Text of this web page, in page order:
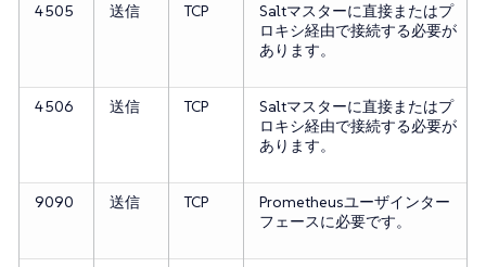
4505 送信 TCP
Saltマスターに直接またはプ
ロキシ経由で接続する必要が
あります。
4506 送信 TCP
Saltマスターに直接またはプ
ロキシ経由で接続する必要が
あります。
9090 送信 TCP
Prometheusユーザインター
フェースに必要です。